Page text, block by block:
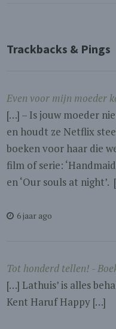
Trackbacks & Pings
Even voor mijn moeder
[…] – Is jouw moeder
en houdt ze Netflix
boeken voor haar die
film of serie:
en ‘Our souls at night’.
6 jaar ago
Tot honderd tellen! -
[…] Lathuis’ is alles
Kent Haruf Happy […]